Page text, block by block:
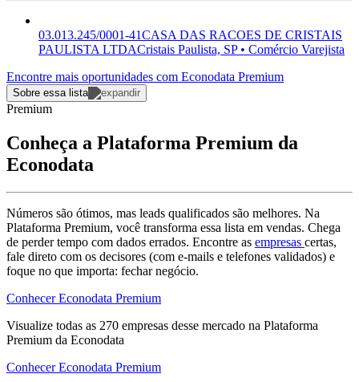
03.013.245/0001-41CASA DAS RACOES DE CRISTAIS
PAULISTA LTDACristais Paulista, SP • Comércio Varejista
Encontre mais oportunidades com Econodata Premium
Sobre essa lista
Premium
Conheça a Plataforma Premium da
Econodata
Números são ótimos, mas leads qualificados são melhores. Na
Plataforma Premium, você transforma essa lista em vendas. Chega
de perder tempo com dados errados. Encontre as empresas certas,
fale direto com os decisores (com e-mails e telefones validados) e
foque no que importa: fechar negócio.
Conhecer Econodata Premium
Visualize todas as 270 empresas desse mercado na Plataforma
Premium da Econodata
Conhecer Econodata Premium